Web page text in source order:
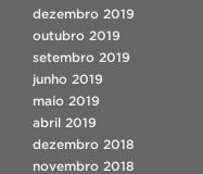
dezembro 2019
outubro 2019
setembro 2019
junho 2019
maio 2019
abril 2019
dezembro 2018
novembro 2018